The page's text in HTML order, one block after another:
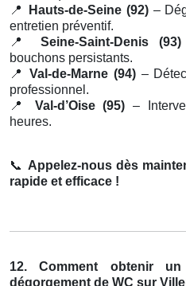
📍
Hauts-de-Seine (92)–
entretien préventif.
📍
Seine-Saint-Denis (93)
bouchons persistants.
📍
Val-de-Marne (94)–
professionnel.
📍
Val-d’Oise (95) –
heures.
📞 Appelez-nous dès
rapide et efficace !
12. Comment obtenir
dégorgement de WC sur